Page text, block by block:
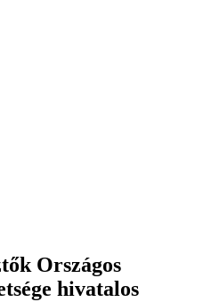
Országos
hivatalos